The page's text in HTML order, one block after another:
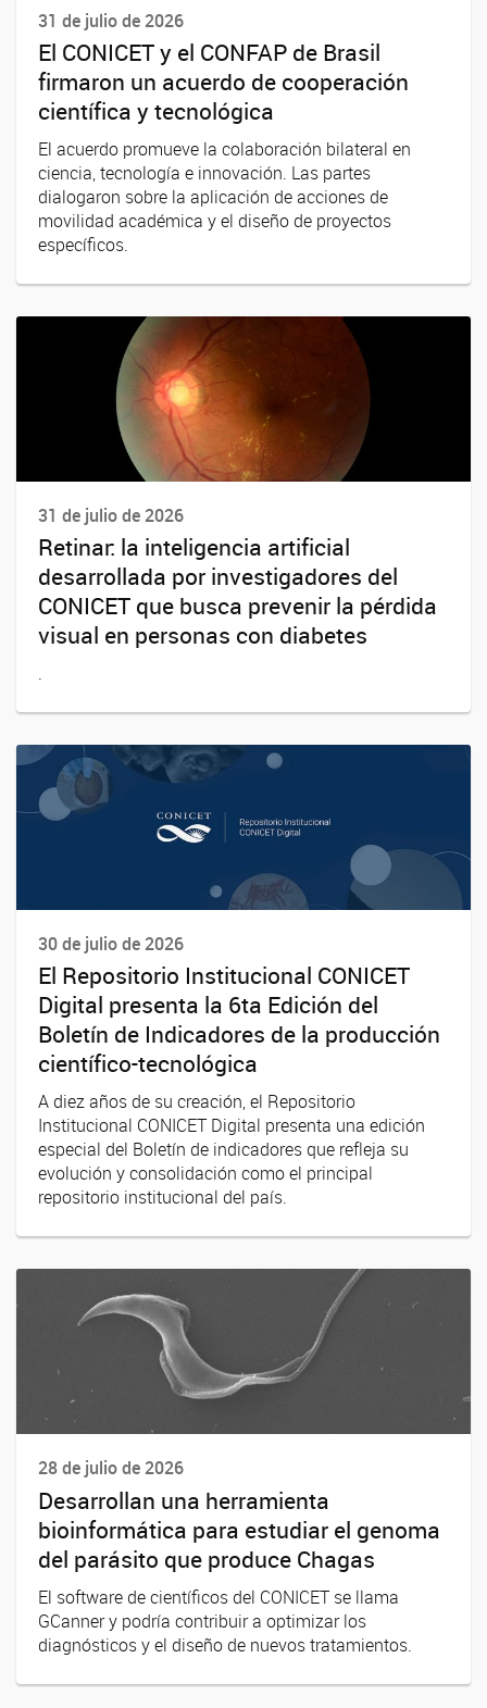
31 de julio de 2026
El CONICET y el CONFAP de Brasil
firmaron un acuerdo de cooperación
científica y tecnológica
El acuerdo promueve la colaboración bilateral en
ciencia, tecnología e innovación. Las partes
dialogaron sobre la aplicación de acciones de
movilidad académica y el diseño de proyectos
específicos.
31 de julio de 2026
Retinar: la inteligencia artificial
desarrollada por investigadores del
CONICET que busca prevenir la pérdida
visual en personas con diabetes
.
30 de julio de 2026
El Repositorio Institucional CONICET
Digital presenta la 6ta Edición del
Boletín de Indicadores de la producción
científico-tecnológica
A diez años de su creación, el Repositorio
Institucional CONICET Digital presenta una edición
especial del Boletín de indicadores que refleja su
evolución y consolidación como el principal
repositorio institucional del país.
28 de julio de 2026
Desarrollan una herramienta
bioinformática para estudiar el genoma
del parásito que produce Chagas
El software de científicos del CONICET se llama
GCanner y podría contribuir a optimizar los
diagnósticos y el diseño de nuevos tratamientos.